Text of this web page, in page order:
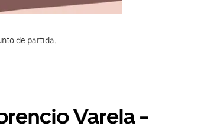
de partida.
Varela -